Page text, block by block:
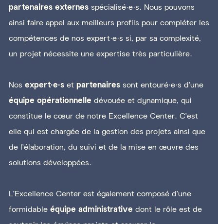
partenaires externes spécialisé·e·s. Nous pouvons
ainsi faire appel aux meilleurs profils pour compléter les
compétences de nos expert·e·s si, par sa complexité,
un projet nécessite une expertise très particulière.
Nos expert·e·set partenairessont entouré·e·s d’une
équipe opérationnelle dévouée et dynamique, qui
constitue le cœur de notre Excellence Center. C'est
elle qui est chargée de la gestion des projets ainsi que
de l’élaboration, du suivi et de la mise en œuvre des
solutions développées.
L'Excellence Center est également composé d’une
formidable équipe administrative dont le rôle est de